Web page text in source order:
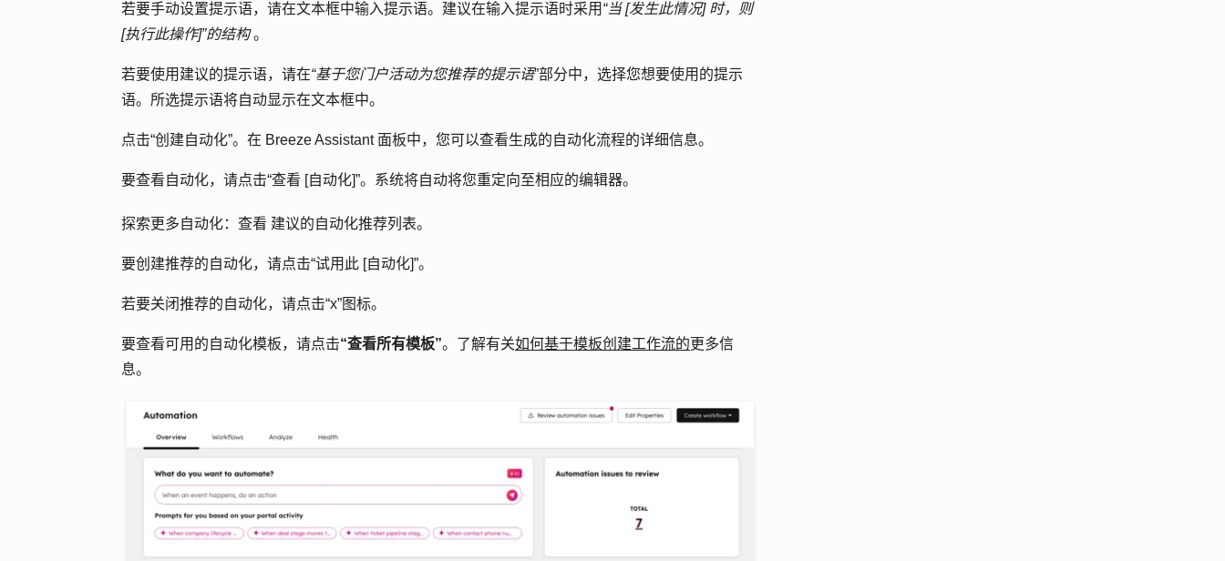
若要手动设置提示语，请在文本框中输入提示语。建议在输入提示语时采用 “当 [发生此情况] 时，则
[执行此操作]”的结构。
若要使用建议的提示语，请在“基于您门户活动为您推荐的提示语”部分中，选择您想要使用的提示
语。所选提示语将自动显示在文本框中。
点击“创建自动化”。在 Breeze Assistant 面板中，您可以查看生成的自动化流程的详细信息。
要查看自动化，请点击“查看 [自动化]”。系统将自动将您重定向至相应的编辑器。
探索更多自动化：查看 建议的自动化推荐列表。
要创建推荐的自动化，请点击“试用此 [自动化]”。
若要关闭推荐的自动化，请点击“x”图标。
要查看可用的自动化模板，请点击“查看所有模板”。了解有关如何基于模板创建工作流的更多信
息。